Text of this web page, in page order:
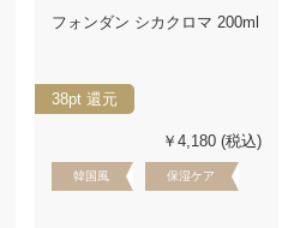
フォンダン シカクロマ 200ml
38pt 還元
￥4,180 (税込)
韓国風 保湿ケア